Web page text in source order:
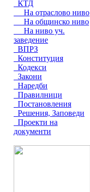
КТД
На отраслово ниво
На общинско ниво
На ниво уч.
заведение
ВПРЗ
Конституция
Кодекси
Закони
Наредби
Правилници
Постановления
Решения, Заповеди
Проекти на
документи